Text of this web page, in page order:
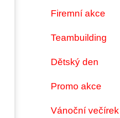
Firemní akce
Teambuilding
Dětský den
Promo akce
Vánoční večírek